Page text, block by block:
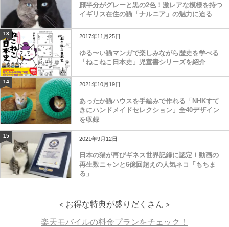
顔半分がグレーと黒の2色！激レアな模様を持つ
イギリス在住の猫「ナルニア」の魅力に迫る
13 2017年11月25日
ゆる〜い猫マンガで楽しみながら歴史を学べる
「ねこねこ日本史」児童書シリーズを紹介
14 2021年10月19日
あったか猫ハウスを手編みで作れる「NHKすて
きにハンドメイドセレクション」全40デザイン
を収録
15 2021年9月12日
日本の猫が再びギネス世界記録に認定！動画の
再生数ニャンと6億回超えの人気ネコ「もちま
る」
＜お得な特典が盛りだくさん＞
楽天モバイルの料金プランをチェック！